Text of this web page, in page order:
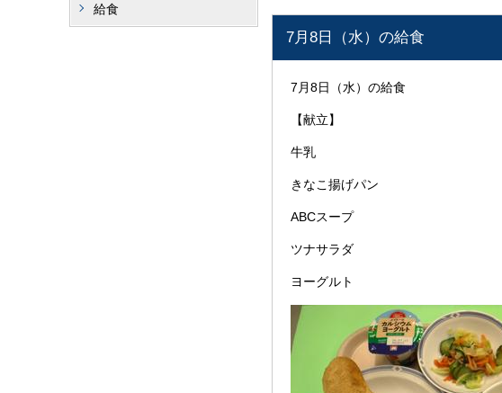
給食
7月8日（水）の給食
7月8日（水）の給食
【献立】
牛乳
きなこ揚げパン
ABCスープ
ツナサラダ
ヨーグルト